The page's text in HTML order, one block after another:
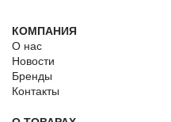
КОМПАНИЯ
О нас
Новости
Бренды
Контакты